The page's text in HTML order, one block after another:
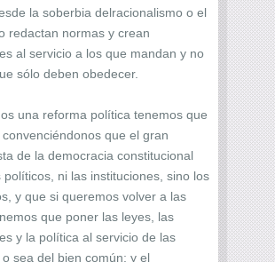
la soberbia delracionalismo o el
redactan normas y crean
al servicio a los que mandan y no
sólo deben obedecer.
una reforma política tenemos que
que el gran
de la democracia constitucional
políticos, ni las instituciones, sino los
y que si queremos volver a las
que poner las leyes, las
y la política al servicio de las
sea del bien común; y el